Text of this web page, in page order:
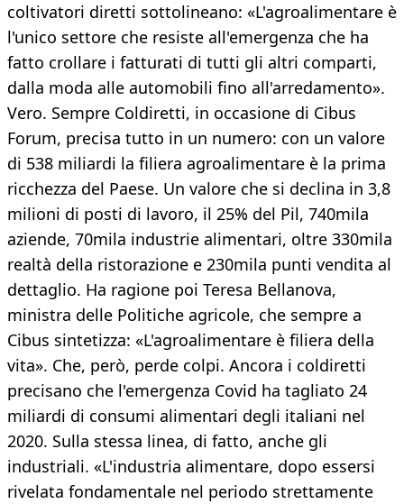
coltivatori diretti sottolineano: «L'agroalimentare è
l'unico settore che resiste all'emergenza che ha
fatto crollare i fatturati di tutti gli altri comparti,
dalla moda alle automobili fino all'arredamento».
Vero. Sempre Coldiretti, in occasione di Cibus
Forum, precisa tutto in un numero: con un valore
di 538 miliardi la filiera agroalimentare è la prima
ricchezza del Paese. Un valore che si declina in 3,8
milioni di posti di lavoro, il 25% del Pil, 740mila
aziende, 70mila industrie alimentari, oltre 330mila
realtà della ristorazione e 230mila punti vendita al
dettaglio. Ha ragione poi Teresa Bellanova,
ministra delle Politiche agricole, che sempre a
Cibus sintetizza: «L'agroalimentare è filiera della
vita». Che, però, perde colpi. Ancora i coldiretti
precisano che l'emergenza Covid ha tagliato 24
miliardi di consumi alimentari degli italiani nel
2020. Sulla stessa linea, di fatto, anche gli
industriali. «L'industria alimentare, dopo essersi
rivelata fondamentale nel periodo strettamente